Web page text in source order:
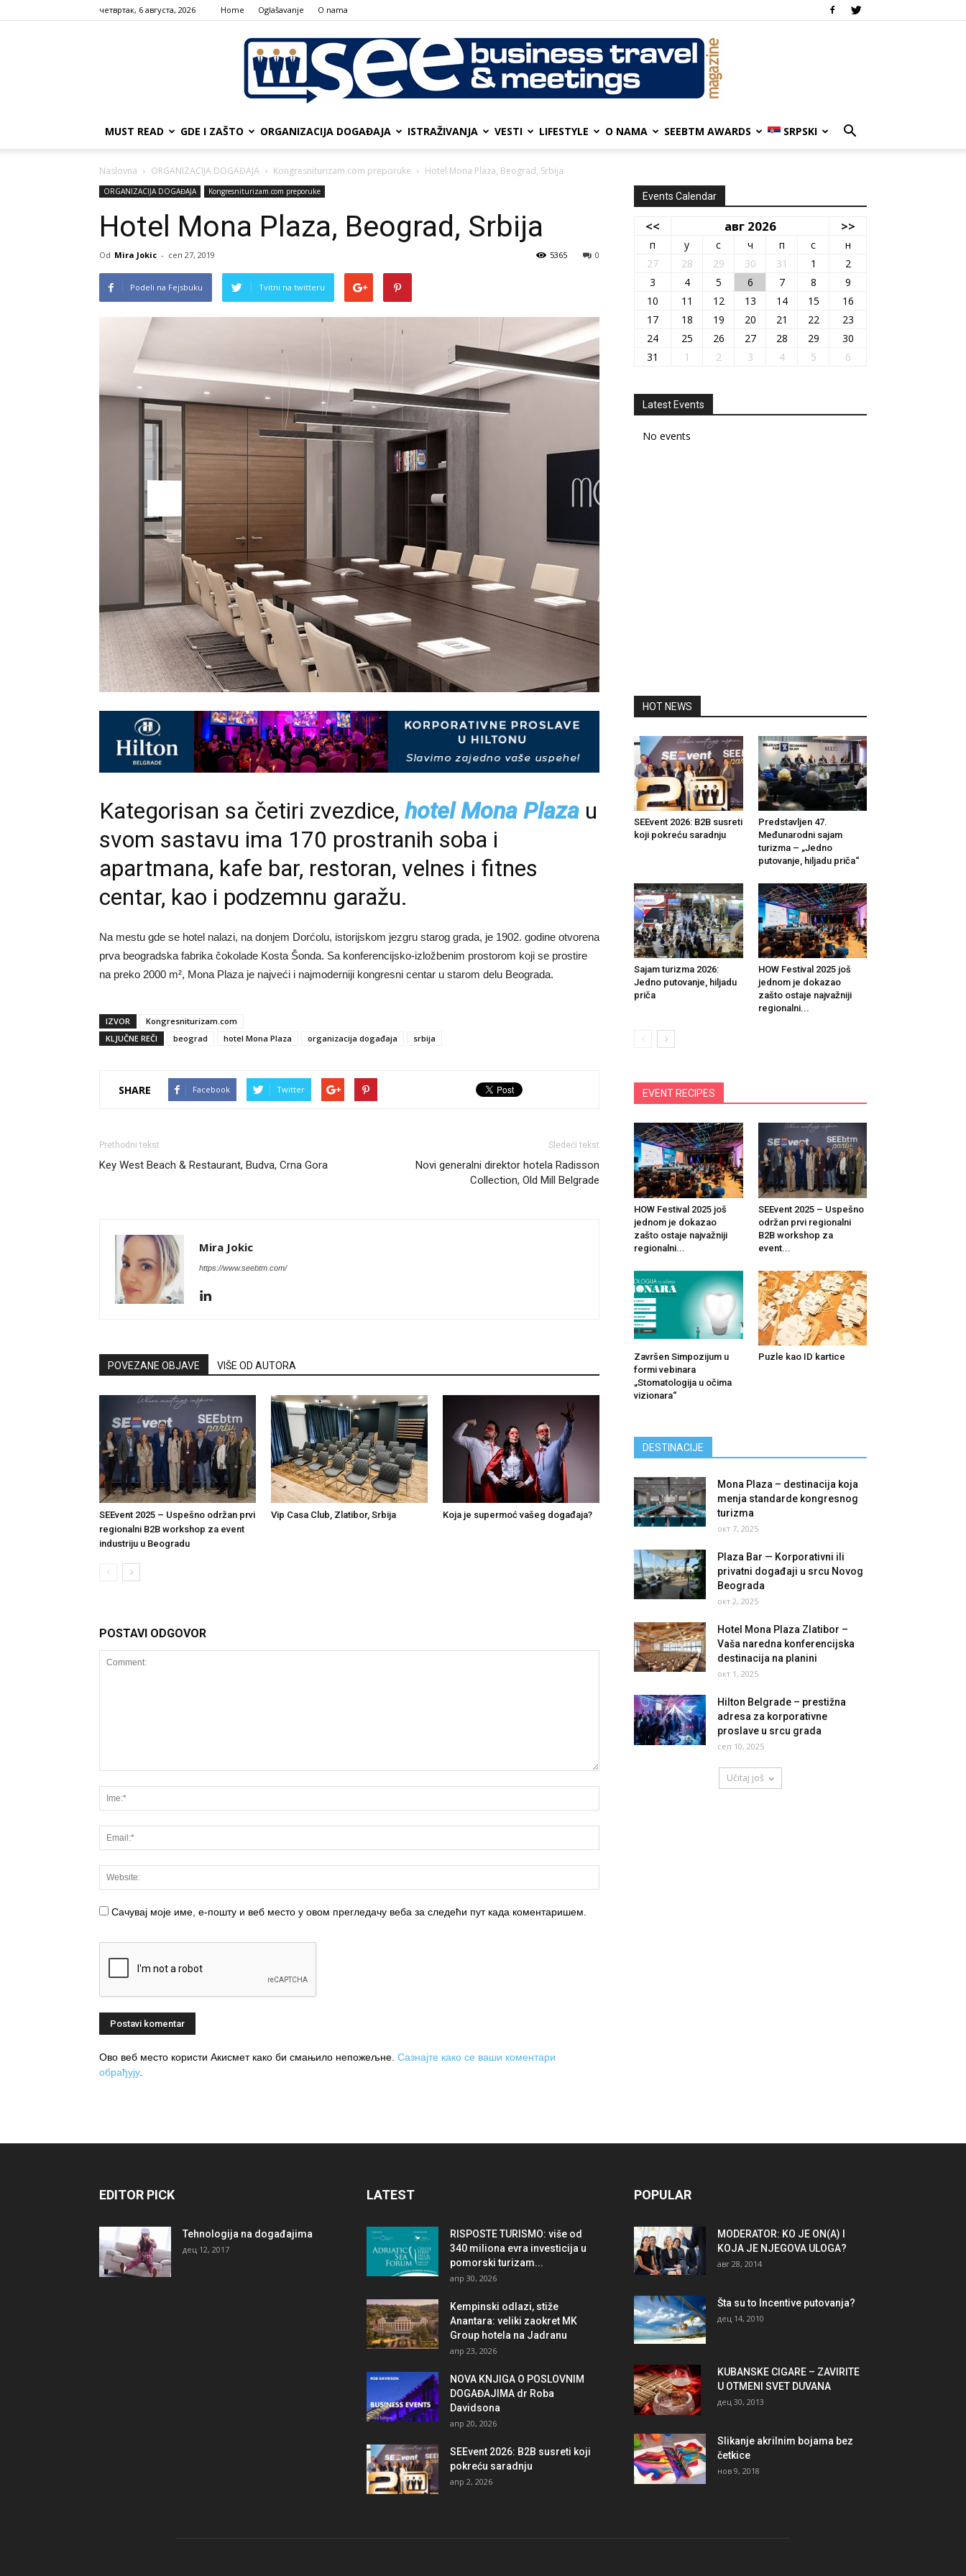
четвртак, 6 августа, 2026 Home Oglašavanje О nama
Business
travel
magazine
MUST READ GDE I ZAŠTO ORGANIZACIJA DOGAĐAJA ISTRAŽIVANJA VESTI LIFESTYLE О NAMA SEEBTM AWARDS SRPSKI
Naslovna ORGANIZACIJA DOGAĐAJA Kongresniturizam.com preporuke Hotel Mona Plaza, Beograd, Srbija
ORGANIZACIJA DOGAĐAJA Kongresniturizam.com preporuke
Hotel Mona Plaza, Beograd, Srbija
Od Mira Jokic - сеп 27, 2019 0
5365
Podeli na Fejsbuku Tvitni na twitteru
Kategorisan sa četiri zvezdice, hotel Mona Plaza u
svom sastavu ima 170 prostranih soba i
apartmana, kafe bar, restoran, velnes i fitnes
centar, kao i podzemnu garažu.
Na mestu gde se hotel nalazi, na donjem Dorćolu, istorijskom jezgru starog grada, je 1902. godine otvorena
prva beogradska fabrika čokolade Kosta Šonda. Sa konferencijsko-izložbenim prostorom koji se prostire
na preko 2000 m², Mona Plaza je najveći i najmoderniji kongresni centar u starom delu Beograda.
IZVOR
Kongresniturizam.com
KLJUČNE REČI
beograd hotel Mona Plaza organizacija događaja srbija
SHARE Facebook Twitter
Prethodni tekst
Key West Beach & Restaurant, Budva, Crna Gora
Sledeći tekst
Novi generalni direktor hotela Radisson
Collection, Old Mill Belgrade
Mira Jokic
https://www.seebtm.com/
POVEZANE OBJAVE VIŠE OD AUTORA
SEEvent 2025 – Uspešno održan prvi
regionalni B2B workshop za event
industriju u Beogradu
Vip Casa Club, Zlatibor, Srbija Koja je supermoć vašeg događaja?
POSTAVI ODGOVOR
Сачувај моје име, е-пошту и веб место у овом прегледачу веба за следећи пут када коментаришем.
Ово веб место користи Акисмет како би смањило непожељне. Сазнајте како се ваши коментари
обрађују.
Events Calendar
<< авг 2026 >>
п у с ч п с
н
27
28 29 30 31 1
2
3
4 5 6 7 8
9
10
11 12 13 14 15
16
17
18 19 20 21 22
23
24
25 26 27 28 29
30
31
1 2 3 4 5 6
Latest Events
No events
HOT NEWS
SEEvent 2026: B2B susreti
koji pokreću saradnju
Predstavljen 47.
Međunarodni sajam
turizma – „Jedno
putovanje, hiljadu priča“
Sajam turizma 2026:
Jedno putovanje, hiljadu
priča
HOW Festival 2025 još
jednom je dokazao
zašto ostaje najvažniji
regionalni...
EVENT RECIPES
HOW Festival 2025 još
jednom je dokazao
zašto ostaje najvažniji
regionalni...
SEEvent 2025 – Uspešno
održan prvi regionalni
B2B workshop za
event...
Završen Simpozijum u
formi vebinara
„Stomatologija u očima
vizionara“
Puzle kao ID kartice
DESTINACIJE
Mona Plaza – destinacija koja
menja standarde kongresnog
turizma
окт 7, 2025
Plaza Bar — Korporativni ili
privatni događaji u srcu Novog
Beograda
окт 2, 2025
Hotel Mona Plaza Zlatibor –
Vaša naredna konferencijska
destinacija na planini
окт 1, 2025
Hilton Belgrade – prestižna
adresa za korporativne
proslave u srcu grada
сеп 10, 2025
Učitaj još
EDITOR PICK
Tehnologija na događajima
дец 12, 2017
LATEST
RISPOSTE TURISMO: više od
340 miliona evra investicija u
pomorski turizam...
апр 30, 2026
Kempinski odlazi, stiže
Anantara: veliki zaokret MK
Group hotela na Jadranu
апр 23, 2026
NOVA KNJIGA O POSLOVNIM
DOGAĐAJIMA dr Roba
Davidsona
апр 20, 2026
SEEvent 2026: B2B susreti koji
pokreću saradnju
апр 2, 2026
POPULAR
MODERATOR: KO JE ON(A) I
KOJA JE NJEGOVA ULOGA?
авг 28, 2014
Šta su to Incentive putovanja?
дец 14, 2010
KUBANSKE CIGARE – ZAVIRITE
U OTMENI SVET DUVANA
дец 30, 2013
Slikanje akrilnim bojama bez
četkice
нов 9, 2018